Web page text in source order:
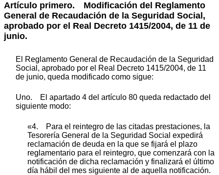
Artículo primero. Modificación del Reglamento
General de Recaudación de la Seguridad Social,
aprobado por el Real Decreto 1415/2004, de 11 de
junio.
El Reglamento General de Recaudación de la Seguridad
Social, aprobado por el Real Decreto 1415/2004, de 11
de junio, queda modificado como sigue:
Uno. El apartado 4 del artículo 80 queda redactado del
siguiente modo:
«4. Para el reintegro de las citadas prestaciones, la
Tesorería General de la Seguridad Social expedirá
reclamación de deuda en la que se fijará el plazo
reglamentario para el reintegro, que comenzará con la
notificación de dicha reclamación y finalizará el último
día hábil del mes siguiente al de aquella notificación.